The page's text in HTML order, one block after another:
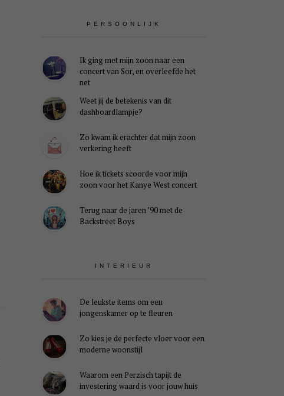
PERSOONLIJK
Ik ging met mijn zoon naar een
concert van Sor, en overleefde het
net
Weet jij de betekenis van dit
dashboardlampje?
Zo kwam ik erachter dat mijn zoon
verkering heeft
Hoe ik tickets scoorde voor mijn
zoon voor het Kanye West concert
Terug naar de jaren ’90 met de
Backstreet Boys
INTERIEUR
De leukste items om een
jongenskamer op te fleuren
Zo kies je de perfecte vloer voor een
moderne woonstijl
Waarom een Perzisch tapijt de
investering waard is voor jouw huis